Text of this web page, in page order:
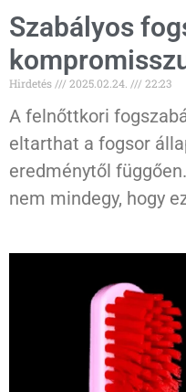
Szabályos
Hirdetés 2025.02.24. 22:23
A felnőttkori
eltarthat a fogsor
eredménytől
nem mindegy, hogy